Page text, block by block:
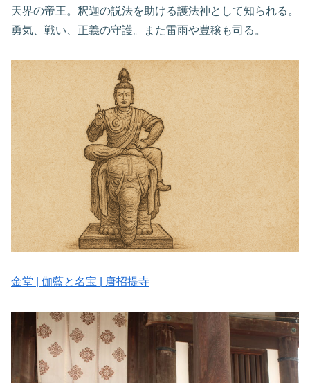
天界の帝王。釈迦の説法を助ける護法神として知られる。
勇気、戦い、正義の守護。また雷雨や豊穣も司る。
金堂 | 伽藍と名宝 | 唐招提寺